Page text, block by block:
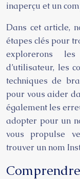
inaperçu et un
Dans cet article,
étapes clés pour
explorerons
d’utilisateur, les
techniques de
pour vous aider
également les
adopter pour un
vous propulse
trouver un nom